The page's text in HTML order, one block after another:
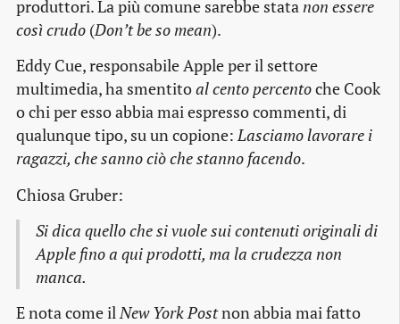
produttori. La più comune sarebbe statanon essere
così crudo (Don’t be so mean).
Eddy Cue, responsabile Apple per il settore
multimedia, ha smentitoal cento percentoche Cook
o chi per esso abbia mai espresso commenti, di
qualunque tipo, su un copione:Lasciamo lavorare i
ragazzi, che sanno ciò che stanno facendo.
Chiosa Gruber:
Si dica quello che si vuole sui contenuti originali di
Apple fino a qui prodotti, ma la crudezza non
manca.
E nota come ilNew York Postnon abbia mai fatto